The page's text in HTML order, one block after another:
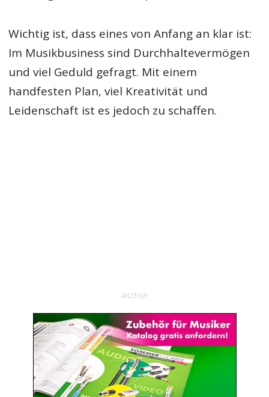
Wichtig ist, dass eines von Anfang an klar ist:
Im Musikbusiness sind Durchhaltevermögen
und viel Geduld gefragt. Mit einem
handfesten Plan, viel Kreativität und
Leidenschaft ist es jedoch zu schaffen.
ANZEIGE